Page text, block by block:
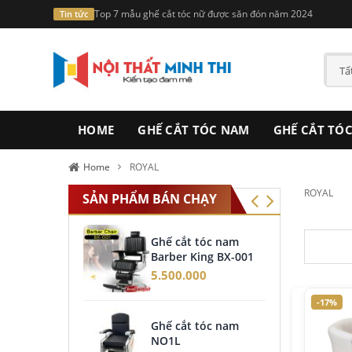
Tin tức Voucher giảm giá mua hàng lên tới 1000.000đ khi mua ghế
HOME GHẾ CẮT TÓC NAM GHẾ CẮT
Home ROYAL
SẢN PHẨM BÁN CHẠY
Ghế cắt tóc nam
Barber King BX-001
5.500.000
Ghế cắt tóc nam
NO1L
ROYAL
-17%